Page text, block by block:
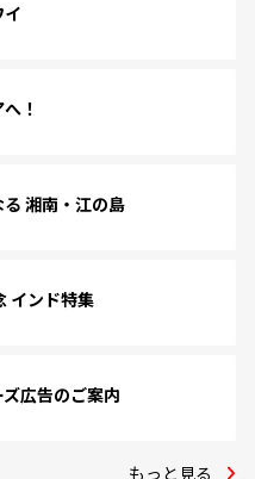
！
湘南・江の島
インド特集
ズ広告のご案内
もっと見る